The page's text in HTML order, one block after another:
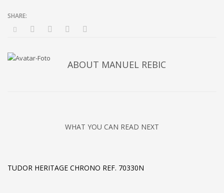
ABOUT MANUEL REBIC
WHAT YOU CAN READ NEXT
TUDOR HERITAGE CHRONO REF. 70330N